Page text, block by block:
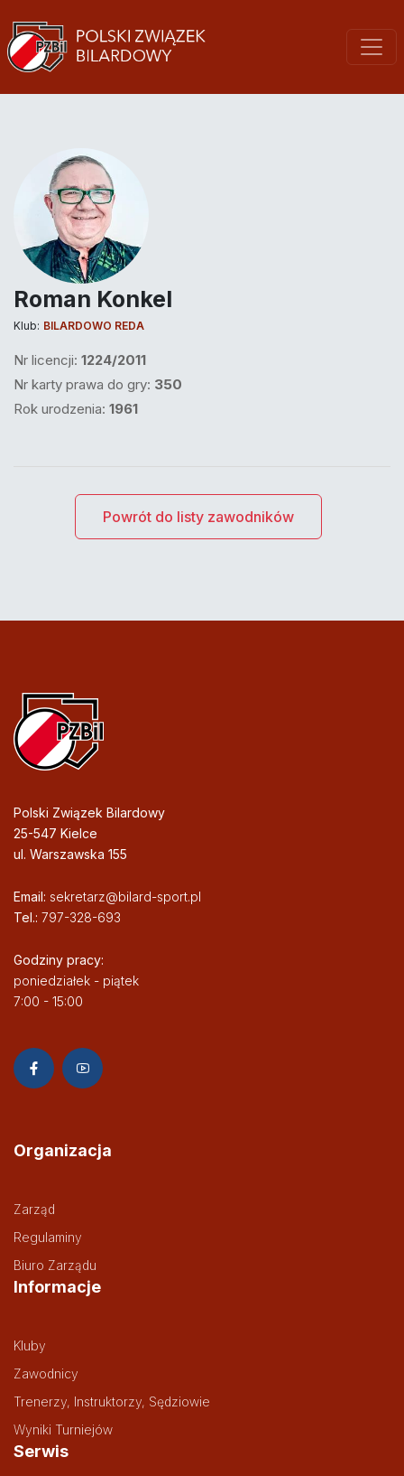
Roman Konkel
Klub: BILARDOWO REDA
Nr licencji: 1224/2011
Nr karty prawa do gry: 350
Rok urodzenia: 1961
Powrót do listy zawodników
Polski Związek Bilardowy
25-547 Kielce
ul. Warszawska 155
Email: sekretarz@bilard-sport.pl
Tel.: 797-328-693
Godziny pracy:
poniedziałek - piątek
7:00 - 15:00
Organizacja
Zarząd
Regulaminy
Biuro Zarządu
Informacje
Kluby
Zawodnicy
Trenerzy, Instruktorzy, Sędziowie
Wyniki Turniejów
Serwis